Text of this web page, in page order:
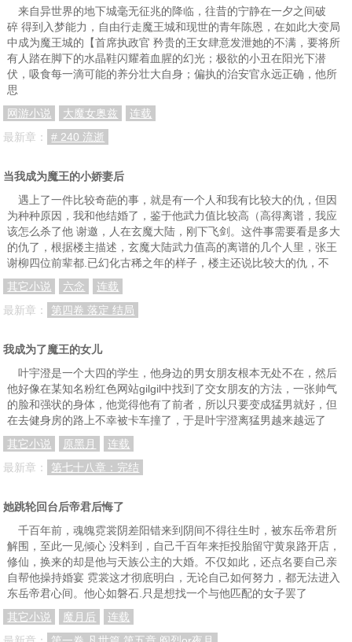
来自异世界的地下城毫无征兆的降临，往昔的宁静在一夕之间破
碎 得到入梦能力，自由行走魔王城和现世的青年陈恩，在如此大变局
中成为魔王城的【首席执政官 矜贵的王女肆意发泄她的不满，要将所
有人踏在脚下的水晶鞋闪耀着血腥的幻光；极欲的小丑在阳光下潜
伏，吸食每一滴可能的养分壮大自身；偏执的治安官永远正确，他所
思
网游小说
大魔女奥兹
连载
最新章：
# 240 流逝
当我成为魔王的小娇妻后
遇上了一件比较奇葩的事，就是有一个人和我有比较大的仇，但因
为种种原因，我和他结婚了，鉴于他武力值比较高（高得离谱，我应
该怎么杀了他 谢邀，人在玄魔大陆，刚下飞剑。这件事需要看是多大
的仇了，根据楼主描述，玄魔大陆武力值高的离谱的几个人里，张王
谢柳四位前辈都.已幻化古稀之年的样子，楼主还说比较大的仇，不
其它小说
六念
连载
最新章：
第四卷 落定 结局
我成为了魔王的女儿
叶宇澄是一个大四的学生，他身边的男女朋友根本无处不在，然后
他好像在某知名粉红色网站gilgil中找到了交女朋友的方法，一张帅气
的脸和强状的身体，他觉得他有了前者，所以只要变成猛男就好，但
在去健身房的路上不幸被卡车撞了，于是叶宇澄离猛男越来越远了
其它小说
原黑月
连载
最新章：
第七十八章：完结
她跳轮回台后帝君后悔了
千百年前，魂魄霓裳阴差阳错来到阴间不得往生时，被东岳帝君所
解围，至此一见倾心 没料到，自己千百年来拒投胎留守黄泉路开店，
修仙，换来的却是他与天族公主的大婚。不仅如此，还点名要自己亲
自帮他操持婚宴 霓裳这才彻底明白，无论自己如何努力，都无法进入
东岳帝君心间。他心如磐石.只是想找一个与他匹配的女子罢了
其它小说
魔月后
连载